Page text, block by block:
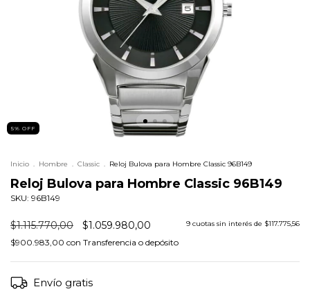
5% OFF
Inicio . Hombre . Classic . Reloj Bulova para Hombre Classic 96B149
Reloj Bulova para Hombre Classic 96B149
SKU: 96B149
$1.115.770,00 $1.059.980,00 9 cuotas sin interés de $117.775,56
$900.983,00 con Transferencia o depósito
Envío gratis